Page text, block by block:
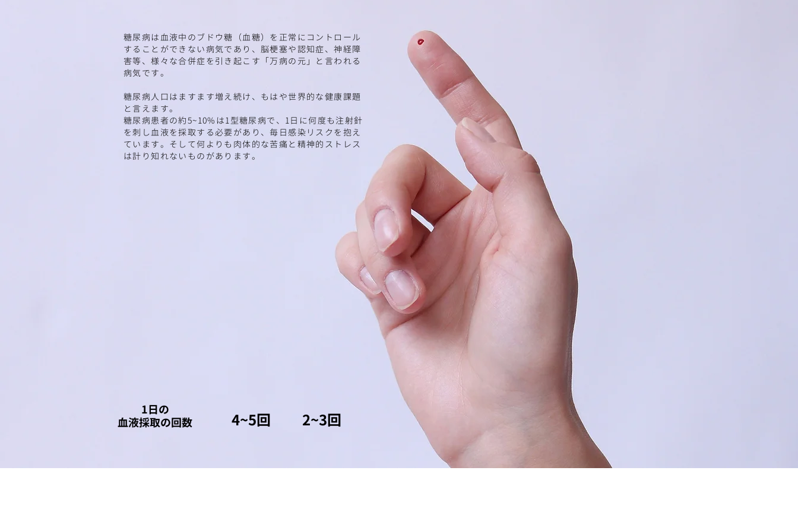
糖尿病は血液中のブドウ糖（血糖）を正常にコントロール
することができない病気であり、脳梗塞や認知症、神経障
害等、様々な合併症を引き起こす「万病の元」と言われる
病気です。
糖尿病人口はますます増え続け、もはや世界的な健康課題
と言えます。
糖尿病患者の約5~10%は1型糖尿病で、1日に何度も注射針
を刺し血液を採取する必要があり、毎日感染リスクを抱え
ています。そして何よりも肉体的な苦痛と精神的ストレス
は計り知れないものがあります。
​1日の
血液採取の回数
4~5回 2~3回